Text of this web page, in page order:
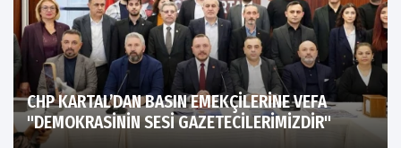
CHP KARTAL’DAN BASIN EMEKÇİLERİNE VEFA
"DEMOKRASİNİN SESİ GAZETECİLERİMİZDİR"